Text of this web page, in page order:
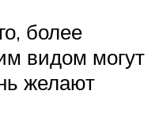
более
видом могут
желают